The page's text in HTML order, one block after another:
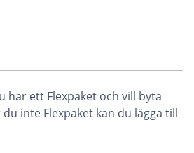
har ett Flexpaket och vill byta
inte Flexpaket kan du lägga till